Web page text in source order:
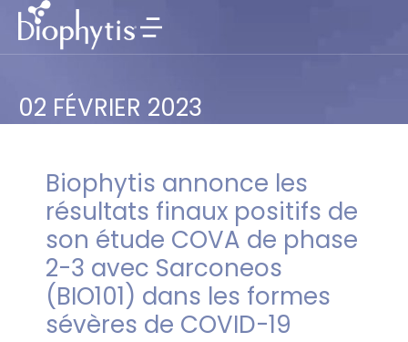
02 FÉVRIER 2023
Biophytis annonce les
résultats finaux positifs de
son étude COVA de phase
2-3 avec Sarconeos
(BIO101) dans les formes
sévères de COVID-19